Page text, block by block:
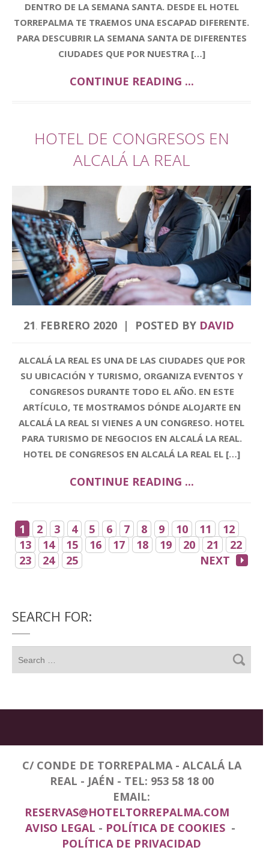
DENTRO DE LA SEMANA SANTA. DESDE EL HOTEL
TORREPALMA TE TRAEMOS UNA ESCAPAD DIFERENTE.
PARA DESCUBRIR LA SEMANA SANTA DE DIFERENTES
CIUDADES QUE POR NUESTRA […]
CONTINUE READING ...
HOTEL DE CONGRESOS EN
ALCALÁ LA REAL
21 . FEBRERO 2020 POSTED BY DAVID
ALCALÁ LA REAL ES UNA DE LAS CIUDADES QUE POR
SU UBICACIÓN Y TURISMO, ORGANIZA EVENTOS Y
CONGRESOS DURANTE TODO EL AÑO. EN ESTE
ARTÍCULO, TE MOSTRAMOS DÓNDE ALOJARTE EN
ALCALÁ LA REAL SI VIENES A UN CONGRESO. HOTEL
PARA TURISMO DE NEGOCIOS EN ALCALÁ LA REAL.
HOTEL DE CONGRESOS EN ALCALÁ LA REAL EL […]
CONTINUE READING ...
1 2 3 4 5 6 7 8 9 10 11
12
13
14 15 16 17 18 19 20 21
22
23
24 25 NEXT
SEARCH FOR:
C/ CONDE DE TORREPALMA - ALCALÁ LA
REAL - JAÉN - TEL: 953 58 18 00
EMAIL:
RESERVAS@HOTELTORREPALMA.COM
AVISO LEGAL - POLÍTICA DE COOKIES-
POLÍTICA DE PRIVACIDAD